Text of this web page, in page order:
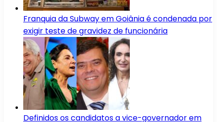
Franquia da Subway em Goiânia é condenada por
exigir teste de gravidez de funcionária
Definidos os candidatos a vice-governador em